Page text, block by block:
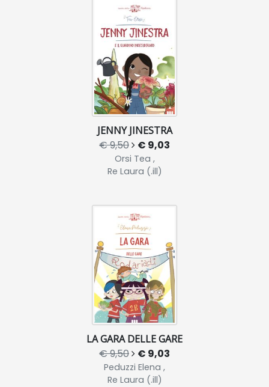
JENNY JINESTRA
€ 9,50 € 9,03
Orsi Tea ,
Re Laura (.ill)
LA GARA DELLE GARE
€ 9,50 € 9,03
Peduzzi Elena ,
Re Laura (.ill)